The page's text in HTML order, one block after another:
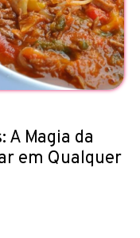
A Magia da
em Qualquer